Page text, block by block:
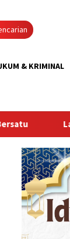
& KRIMINAL
Gelar Bakti